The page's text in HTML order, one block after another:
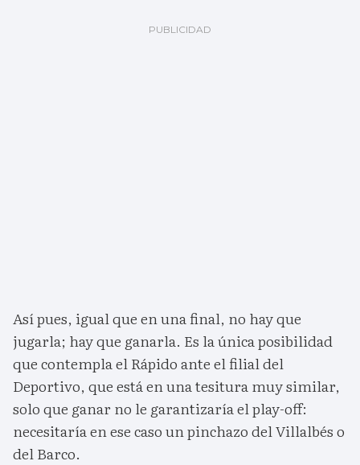
Así pues, igual que en una final, no hay que
jugarla; hay que ganarla. Es la única posibilidad
que contempla el Rápido ante el filial del
Deportivo, que está en una tesitura muy similar,
solo que ganar no le garantizaría el play-off:
necesitaría en ese caso un pinchazo del Villalbés o
del Barco.